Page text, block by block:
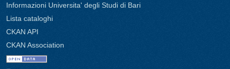
Informazioni Universita' degli Studi di Bari
Lista cataloghi
CKAN API
CKAN Association